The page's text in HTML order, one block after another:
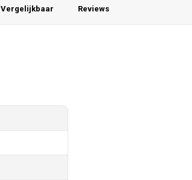
Vergelijkbaar Reviews